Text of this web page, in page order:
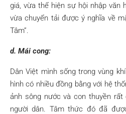
giá, vừa thể hiện sự hội nhập văn
vừa chuyển tải được ý nghĩa về
Tâm”.
d. Mái cong:
Dân Việt mình sống trong vùng
hình có nhiều đồng bằng với hệ
ảnh sông nước và con thuyền
người dân. Tâm thức đó đã